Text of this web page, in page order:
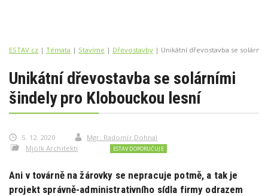
ESTAV.cz Témata Stavíme Dřevostavby Unikátní dřevostavba se
Unikátní dřevostavba se solárními
šindely pro Klobouckou lesní
5. 12. 2020
Mgr. Radomír Dohnal
Mjölk Architekti
ESTAV DOPORUČUJE
Ani v továrně na žárovky se nepracuje potmě, a tak je
projekt správně-administrativního sídla firmy odrazem